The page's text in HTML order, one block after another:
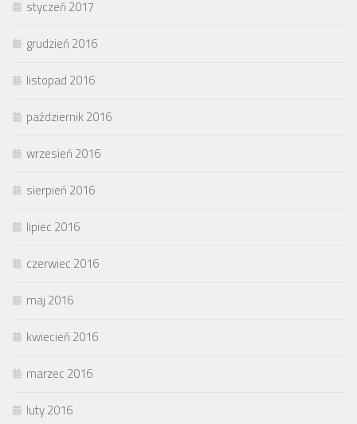
styczeń 2017
grudzień 2016
listopad 2016
październik 2016
wrzesień 2016
sierpień 2016
lipiec 2016
czerwiec 2016
maj 2016
kwiecień 2016
marzec 2016
luty 2016